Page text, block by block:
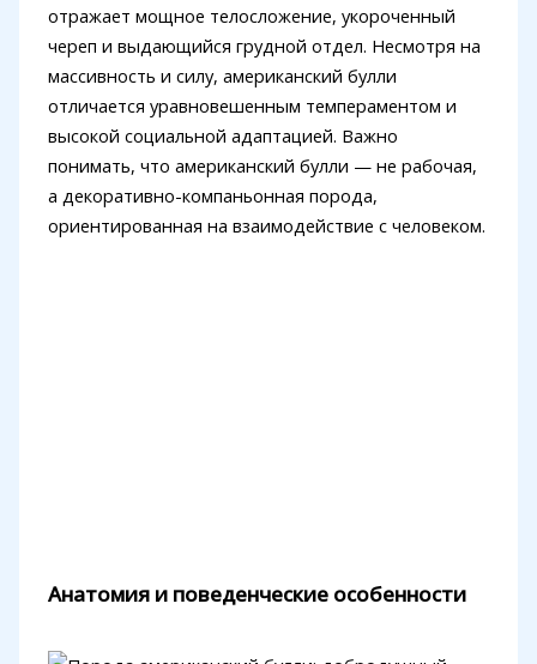
отражает мощное телосложение, укороченный
череп и выдающийся грудной отдел. Несмотря на
массивность и силу, американский булли
отличается уравновешенным темпераментом и
высокой социальной адаптацией. Важно
понимать, что американский булли — не рабочая,
а декоративно-компаньонная порода,
ориентированная на взаимодействие с человеком.
Анатомия и поведенческие особенности